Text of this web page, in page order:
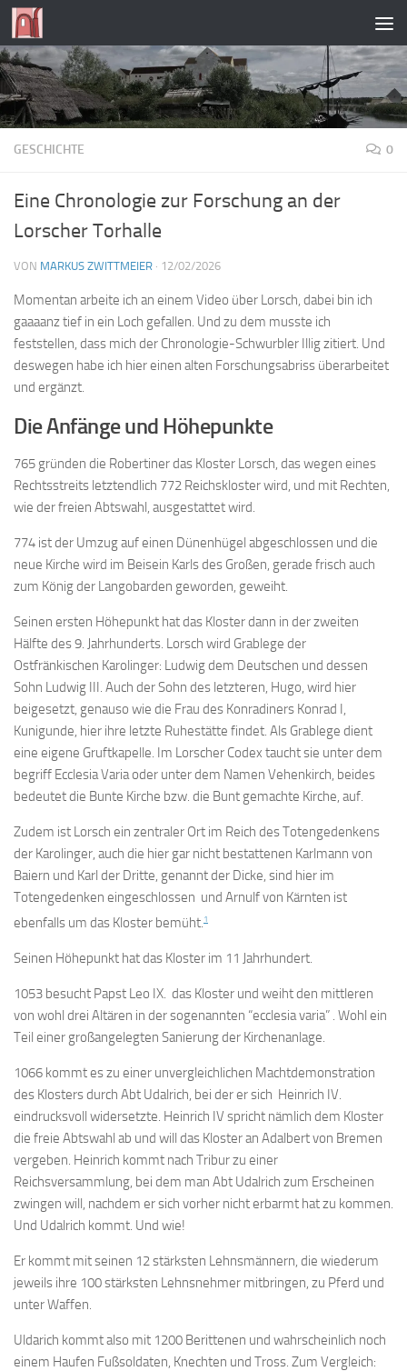
Zum Inhalt springen
GESCHICHTE 0
Eine Chronologie zur Forschung an der
Lorscher Torhalle
VON MARKUS ZWITTMEIER · 12/02/2026
Momentan arbeite ich an einem Video über Lorsch, dabei bin ich
gaaaanz tief in ein Loch gefallen. Und zu dem musste ich
feststellen, dass mich der Chronologie-Schwurbler Illig zitiert. Und
deswegen habe ich hier einen alten Forschungsabriss überarbeitet
und ergänzt.
Die Anfänge und Höhepunkte
765 gründen die Robertiner das Kloster Lorsch, das wegen eines
Rechtsstreits letztendlich 772 Reichskloster wird, und mit Rechten,
wie der freien Abtswahl, ausgestattet wird.
774 ist der Umzug auf einen Dünenhügel abgeschlossen und die
neue Kirche wird im Beisein Karls des Großen, gerade frisch auch
zum König der Langobarden geworden, geweiht.
Seinen ersten Höhepunkt hat das Kloster dann in der zweiten
Hälfte des 9. Jahrhunderts. Lorsch wird Grablege der
Ostfränkischen Karolinger: Ludwig dem Deutschen und dessen
Sohn Ludwig III. Auch der Sohn des letzteren, Hugo, wird hier
beigesetzt, genauso wie die Frau des Konradiners Konrad I,
Kunigunde, hier ihre letzte Ruhestätte findet. Als Grablege dient
eine eigene Gruftkapelle. Im Lorscher Codex taucht sie unter dem
begriff Ecclesia Varia oder unter dem Namen Vehenkirch, beides
bedeutet die Bunte Kirche bzw. die Bunt gemachte Kirche, auf.
Zudem ist Lorsch ein zentraler Ort im Reich des Totengedenkens
der Karolinger, auch die hier gar nicht bestattenen Karlmann von
Baiern und Karl der Dritte, genannt der Dicke, sind hier im
Totengedenken eingeschlossen und Arnulf von Kärnten ist
ebenfalls um das Kloster bemüht.1
Seinen Höhepunkt hat das Kloster im 11 Jahrhundert.
1053 besucht Papst Leo IX. das Kloster und weiht den mittleren
von wohl drei Altären in der sogenannten “ecclesia varia” . Wohl ein
Teil einer großangelegten Sanierung der Kirchenanlage.
1066 kommt es zu einer unvergleichlichen Machtdemonstration
des Klosters durch Abt Udalrich, bei der er sich Heinrich IV.
eindrucksvoll widersetzte. Heinrich IV spricht nämlich dem Kloster
die freie Abtswahl ab und will das Kloster an Adalbert von Bremen
vergeben. Heinrich kommt nach Tribur zu einer
Reichsversammlung, bei dem man Abt Udalrich zum Erscheinen
zwingen will, nachdem er sich vorher nicht erbarmt hat zu kommen.
Und Udalrich kommt. Und wie!
Er kommt mit seinen 12 stärksten Lehnsmännern, die wiederum
jeweils ihre 100 stärksten Lehnsnehmer mitbringen, zu Pferd und
unter Waffen.
Uldarich kommt also mit 1200 Berittenen und wahrscheinlich noch
einem Haufen Fußsoldaten, Knechten und Tross. Zum Vergleich: